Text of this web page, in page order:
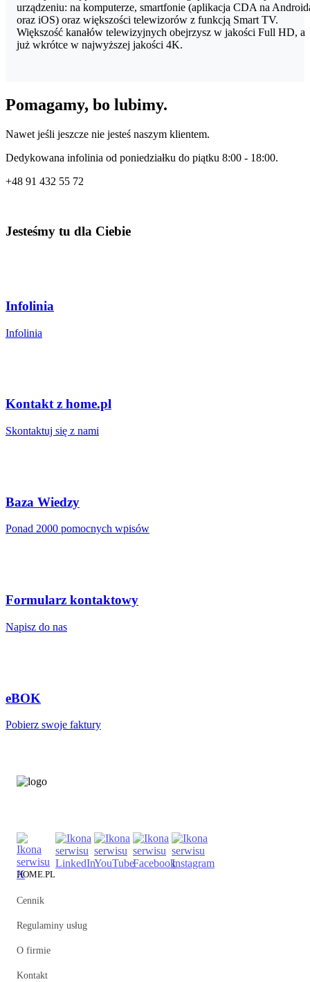
urządzeniu: na komputerze, smartfonie (aplikacja CDA na
oraz iOS) oraz większości telewizorów z funkcją Smart TV.
Większość kanałów telewizyjnych obejrzysz w jakości Full HD, a
już wkrótce w najwyższej jakości 4K.
Pomagamy, bo lubimy.
Nawet jeśli jeszcze nie jesteś naszym klientem.
Dedykowana infolinia od poniedziałku do piątku 8:00 - 18:00.
+48 91 432 55 72
Jesteśmy tu dla Ciebie
Infolinia
Infolinia
Kontakt z home.pl
Skontaktuj się z nami
Baza Wiedzy
Ponad 2000 pomocnych wpisów
Formularz kontaktowy
Napisz do nas
eBOK
Pobierz swoje faktury
HOME.PL
Cennik
Regulaminy usług
O firmie
Kontakt